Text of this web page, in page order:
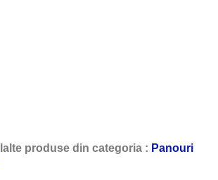
produse din categoria : Panouri